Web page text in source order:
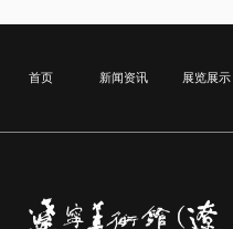
首页 新闻资讯 展览展示